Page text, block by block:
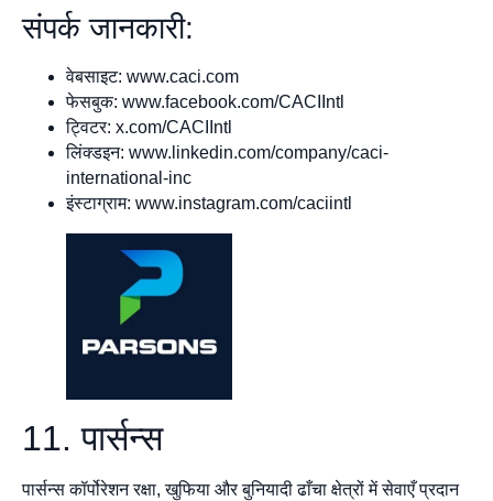
संपर्क जानकारी:
वेबसाइट: www.caci.com
फेसबुक: www.facebook.com/CACIIntl
ट्विटर: x.com/CACIIntl
लिंक्डइन: www.linkedin.com/company/caci-
international-inc
इंस्टाग्राम: www.instagram.com/caciintl
11. पार्सन्स
पार्सन्स कॉर्पोरेशन रक्षा, खुफिया और बुनियादी ढाँचा क्षेत्रों में सेवाएँ प्रदान